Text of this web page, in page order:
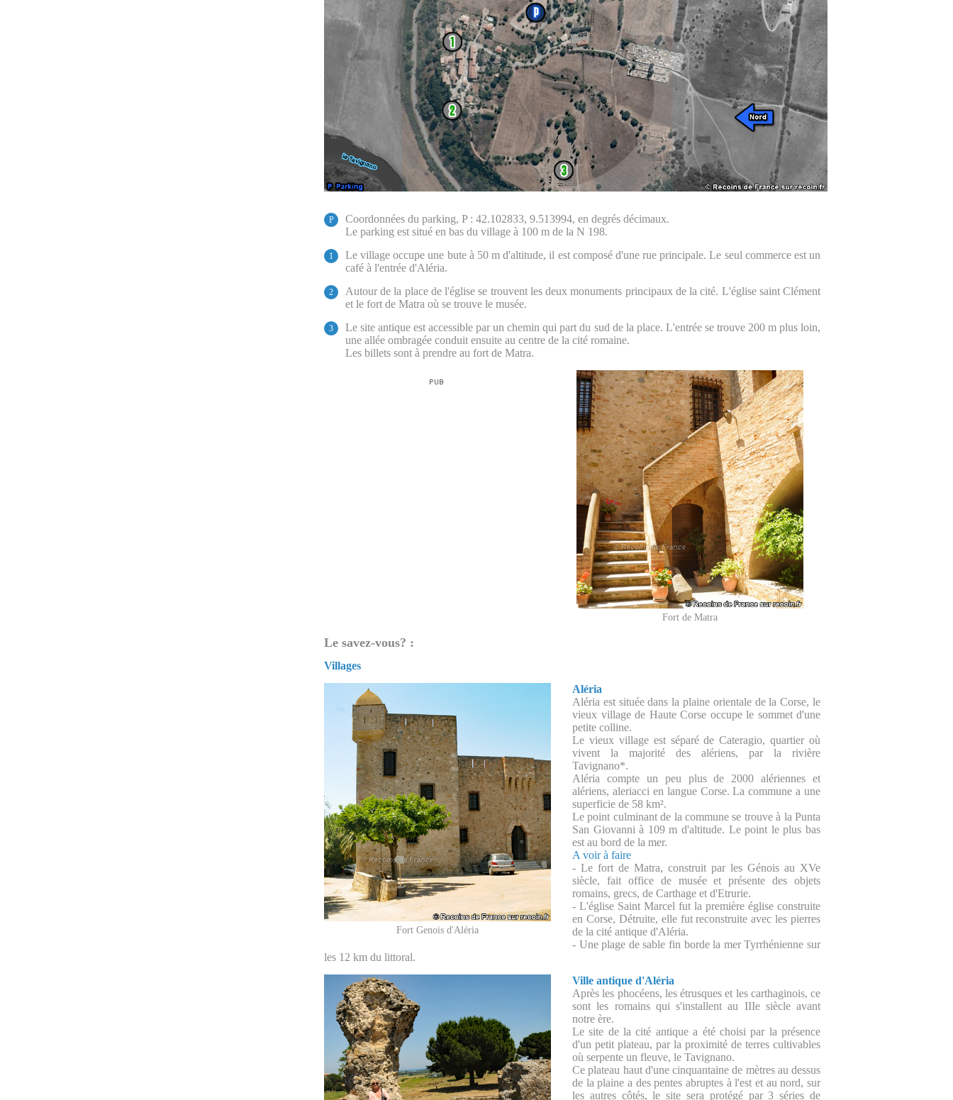
P
Coordonnées du parking, P : 42.102833, 9.513994, en degrés décimaux.
Le parking est situé en bas du village à 100 m de la N 198.
1
Le village occupe une bute à 50 m d'altitude, il est composé d'une rue principale. Le seul commerce est un
café à l'entrée d'Aléria.
2
Autour de la place de l'église se trouvent les deux monuments principaux de la cité. L'église saint Clément
et le fort de Matra où se trouve le musée.
3
Le site antique est accessible par un chemin qui part du sud de la place. L'entrée se trouve 200 m plus loin,
une allée ombragée conduit ensuite au centre de la cité romaine.
Les billets sont à prendre au fort de Matra.
Fort de Matra
Le savez-vous? :
Villages
Fort Genois d'Aléria
Aléria
Aléria est située dans la plaine orientale de la Corse, le
vieux village de Haute Corse occupe le sommet d'une
petite colline.
Le vieux village est séparé de Cateragio, quartier où
vivent la majorité des alériens, par la rivière
Tavignano*.
Aléria compte un peu plus de 2000 alériennes et
alériens, aleriacci en langue Corse. La commune a une
superficie de 58 km².
Le point culminant de la commune se trouve à la Punta
San Giovanni à 109 m d'altitude. Le point le plus bas
est au bord de la mer.
A voir à faire
- Le fort de Matra, construit par les Génois au XVe
siècle, fait office de musée et présente des objets
romains, grecs, de Carthage et d'Etrurie.
- L'église Saint Marcel fut la première église construite
en Corse, Détruite, elle fut reconstruite avec les pierres
de la cité antique d'Aléria.
- Une plage de sable fin borde la mer Tyrrhénienne sur
les 12 km du littoral.
Ville antique d'Aléria
Après les phocéens, les étrusques et les carthaginois, ce
sont les romains qui s'installent au IIIe siècle avant
notre ère.
Le site de la cité antique a été choisi par la présence
d'un petit plateau, par la proximité de terres cultivables
où serpente un fleuve, le Tavignano.
Ce plateau haut d'une cinquantaine de mètres au dessus
de la plaine a des pentes abruptes à l'est et au nord, sur
les autres côtés, le site sera protégé par 3 séries de